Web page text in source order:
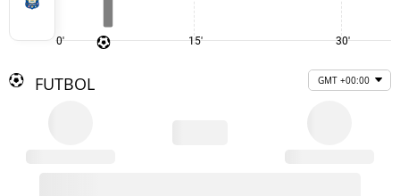
0' 15' 30'
FUTBOL GMT +00:00